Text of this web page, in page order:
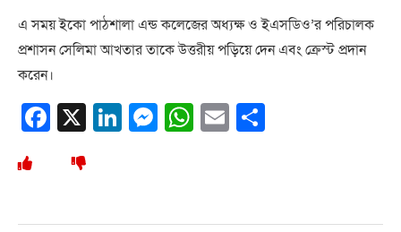
এ সময় ইকো পাঠশালা এন্ড কলেজের অধ্যক্ষ ও ইএসডিও’র পরিচালক
প্রশাসন সেলিমা আখতার তাকে উত্তরীয় পড়িয়ে দেন এবং ক্রেস্ট প্রদান
করেন।
Facebook
X LinkedIn
Messenger
WhatsApp
Email